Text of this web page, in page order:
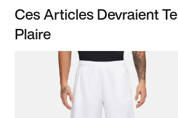
Ces Articles Devraient Te
Plaire